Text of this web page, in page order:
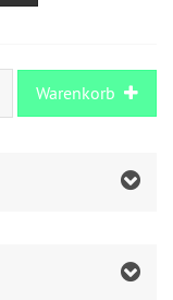
Warenkorb